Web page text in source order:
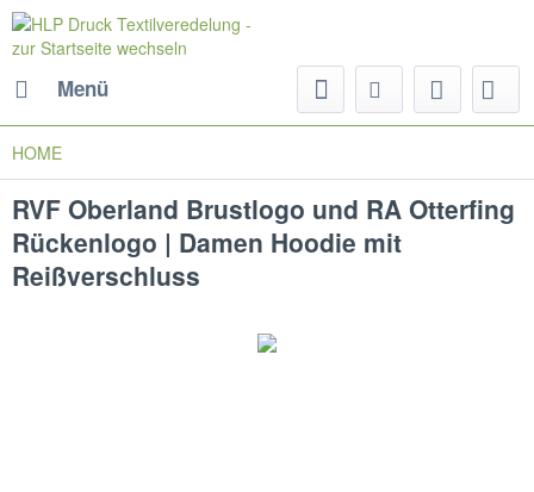
Menü
HOME
RVF Oberland Brustlogo und RA Otterfing
Rückenlogo | Damen Hoodie mit
Reißverschluss